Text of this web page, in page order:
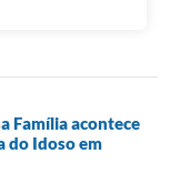
Família acontece
do Idoso em